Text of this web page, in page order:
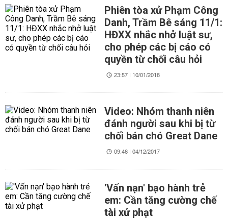
Phiên tòa xử Phạm Công
Danh, Trầm Bê sáng 11/1:
HĐXX nhắc nhở luật sư,
cho phép các bị cáo có
quyền từ chối câu hỏi
23:57 | 10/01/2018
Video: Nhóm thanh niên
đánh người sau khi bị từ
chối bán chó Great Dane
09:46 | 04/12/2017
'Vấn nạn' bạo hành trẻ
em: Cần tăng cường chế
tài xử phạt